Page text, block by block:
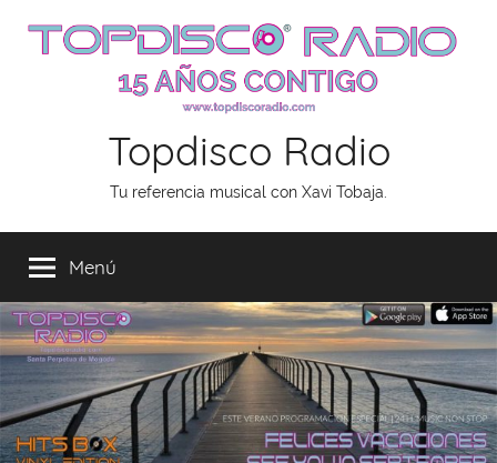
Topdisco Radio
Tu referencia musical con Xavi Tobaja.
Menú